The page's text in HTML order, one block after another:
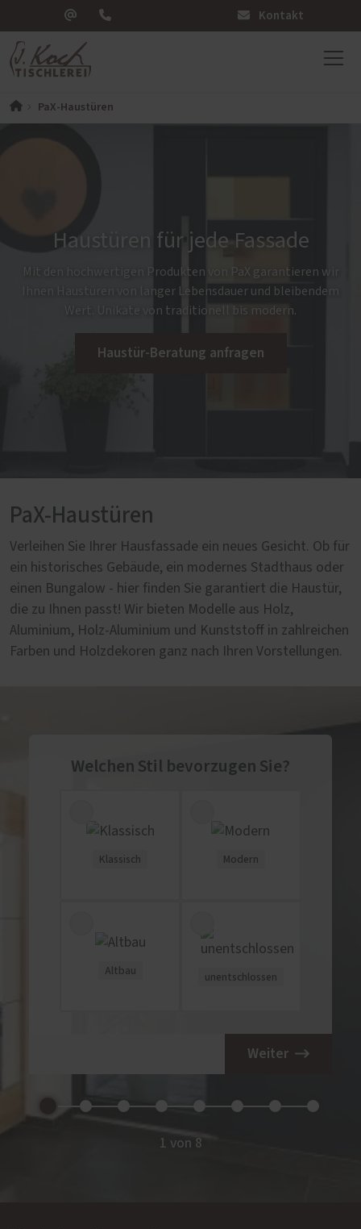
Kontakt
PaX-Haustüren
Haustüren für jede Fassade
Mit den hochwertigen Produkten von PaX garantieren wir
Ihnen Haustüren von langer Lebensdauer und bleibendem
Wert. Unikate von traditionell bis modern.
Haustür-Beratung anfragen
PaX-Haustüren
Verleihen Sie Ihrer Hausfassade ein neues Gesicht. Ob für
ein historisches Gebäude, ein modernes Stadthaus oder
einen Bungalow - hier finden Sie garantiert die Haustür,
die zu Ihnen passt! Wir bieten Modelle aus Holz,
Aluminium, Holz-Aluminium und Kunststoff in zahlreichen
Farben und Holzdekoren ganz nach Ihren Vorstellungen.
Welchen Stil bevorzugen Sie?
Klassisch Modern
Altbau
unentschlossen
Weiter
1 von 8